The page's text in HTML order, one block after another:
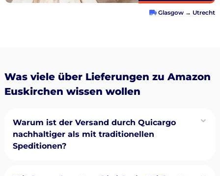
Glasgow → Utrecht
Was viele über Lieferungen zu Amazon
Euskirchen wissen wollen
Warum ist der Versand durch Quicargo
nachhaltiger als mit traditionellen
Speditionen?